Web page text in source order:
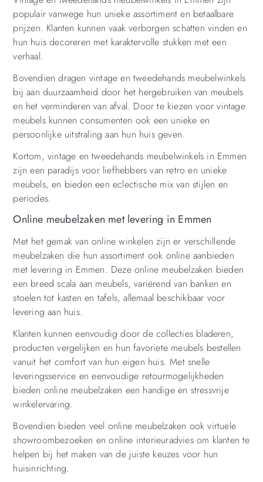
populair vanwege hun unieke assortiment en betaalbare
prijzen. Klanten kunnen vaak verborgen schatten vinden en
hun huis decoreren met karaktervolle stukken met een
verhaal.
Bovendien dragen vintage en tweedehands meubelwinkels
bij aan duurzaamheid door het hergebruiken van meubels
en het verminderen van afval. Door te kiezen voor vintage
meubels kunnen consumenten ook een unieke en
persoonlijke uitstraling aan hun huis geven.
Kortom, vintage en tweedehands meubelwinkels in Emmen
zijn een paradijs voor liefhebbers van retro en unieke
meubels, en bieden een eclectische mix van stijlen en
periodes.
Online meubelzaken met levering in Emmen
Met het gemak van online winkelen zijn er verschillende
meubelzaken die hun assortiment ook online aanbieden
met levering in Emmen. Deze online meubelzaken bieden
een breed scala aan meubels, variërend van banken en
stoelen tot kasten en tafels, allemaal beschikbaar voor
levering aan huis.
Klanten kunnen eenvoudig door de collecties bladeren,
producten vergelijken en hun favoriete meubels bestellen
vanuit het comfort van hun eigen huis. Met snelle
leveringsservice en eenvoudige retourmogelijkheden
bieden online meubelzaken een handige en stressvrije
winkelervaring.
Bovendien bieden veel online meubelzaken ook virtuele
showroombezoeken en online interieuradvies om klanten te
helpen bij het maken van de juiste keuzes voor hun
huisinrichting.